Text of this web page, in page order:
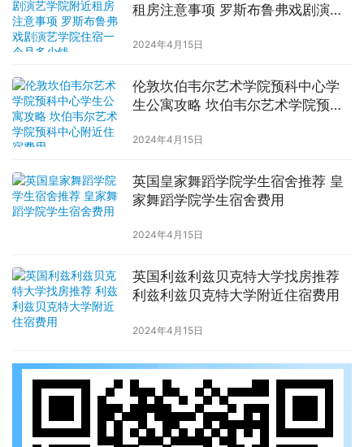
租房注意事项 罗斯布鲁弗戏剧演艺
2024年4月15日
伦敦坎伯韦尔艺术学院预科中心学
生公寓攻略 坎伯韦尔艺术学院预科
2024年4月15日
英国皇家舞蹈学院学生宿舍推荐 皇
家舞蹈学院学生宿舍费用
2024年4月15日
英国利兹利兹贝克特大学找房推荐
利兹利兹贝克特大学附近住宿费用
2024年4月15日